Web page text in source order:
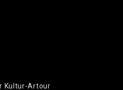
Kultur-Artour